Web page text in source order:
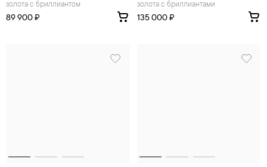
золота с бриллиантом
89 900 ₽
золота с бриллиантами
135 000 ₽